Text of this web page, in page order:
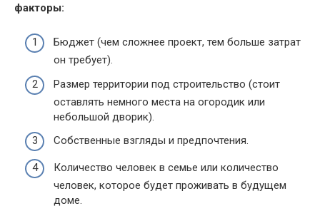
факторы:
Бюджет (чем сложнее проект, тем больше затрат
он требует).
Размер территории под строительство (стоит
оставлять немного места на огородик или
небольшой дворик).
Собственные взгляды и предпочтения.
Количество человек в семье или количество
человек, которое будет проживать в будущем
доме.